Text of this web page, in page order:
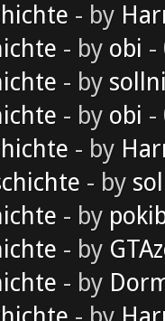
- by
- by obi -
- by
- by obi -
- by
- by
- by
- by
- by